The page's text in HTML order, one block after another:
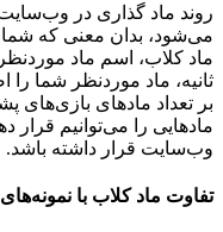
روند ماد گذاری در
می‌شود، بدان معنی که
ماد کلاب، اسم ماد
ثانیه، ماد موردنظر شما را
بر تعداد مادهای بازی‌های
مادهایی را می‌توانیم قرار
وب‌سایت قرار داشته باشد.
تفاوت ماد کلاب با